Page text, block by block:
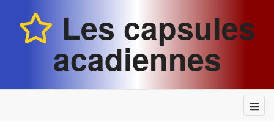
Les capsules
acadiennes